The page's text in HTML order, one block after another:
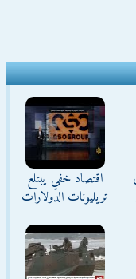
اقتصاد خفي يبتلع
تريليونات الدولارات